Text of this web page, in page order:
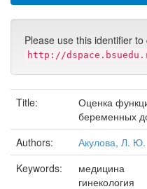
Please use this identifier
http://
Title:
Оценка
беременных
Authors:
Акулова, Л. Ю.
Keywords:
медицина
гинекология